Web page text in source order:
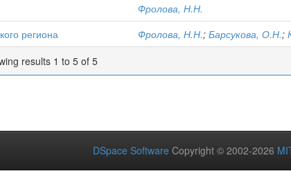
Фролова, Н.Н.
региона Фролова, Н.Н.; Барсукова, О.Н.;
results 1 to 5 of 5
DSpace Software Copyright © 2002-2026